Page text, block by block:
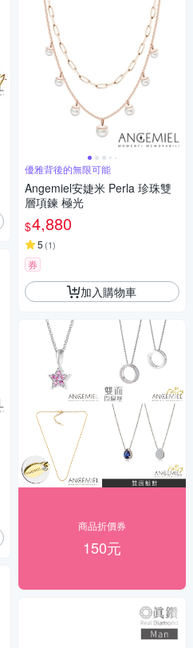
優雅背後的無限可能
Angemiel安婕米 Perla 珍珠雙
層項鍊 極光
$4,880
5 (1)
券
加入購物車
商品折價券
150元